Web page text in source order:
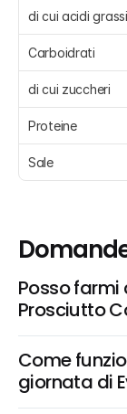
di cui acidi
Carboidrati
di cui zuccheri
Proteine
Sale
Posso farmi
Prosciutto
Come
giornata di